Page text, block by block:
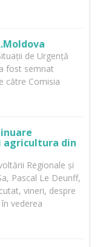
de Urgență
fost semnat
către Comisia
agricultura din
Regionale și
Pascal Le Deunff,
vineri, despre
vederea